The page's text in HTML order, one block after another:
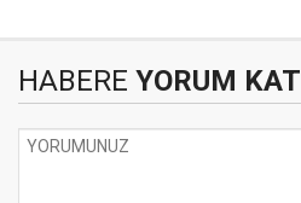
HABERE YORUM KAT